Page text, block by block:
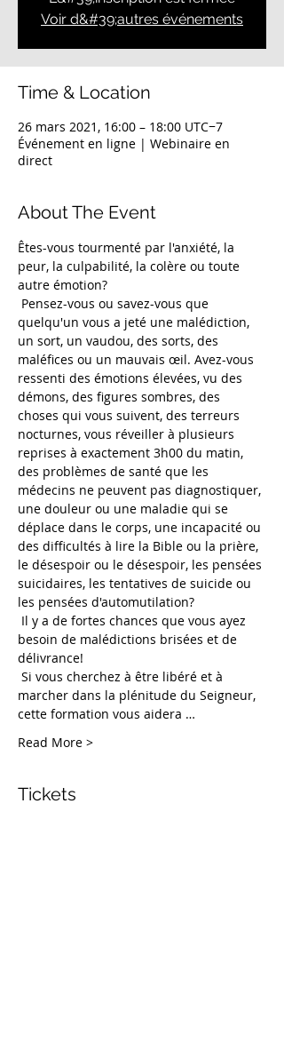
Voir d&#39;autres événements
Time & Location
26 mars 2021, 16:00 – 18:00 UTC−7
Événement en ligne | Webinaire en
direct
About The Event
Êtes-vous tourmenté par l'anxiété, la
peur, la culpabilité, la colère ou toute
autre émotion?
quelqu'un vous a jeté une malédiction,
un sort, un vaudou, des sorts, des
maléfices ou un mauvais œil. Avez-vous
ressenti des émotions élevées, vu des
démons, des figures sombres, des
choses qui vous suivent, des terreurs
nocturnes, vous réveiller à plusieurs
reprises à exactement 3h00 du matin,
des problèmes de santé que les
médecins ne peuvent pas diagnostiquer,
une douleur ou une maladie qui se
déplace dans le corps, une incapacité ou
des difficultés à lire la Bible ou la prière,
le désespoir ou le désespoir, les pensées
suicidaires, les tentatives de suicide ou
les pensées d'automutilation?
besoin de malédictions brisées et de
délivrance!
marcher dans la plénitude du Seigneur,
cette formation vous aidera …
Read More >
Tickets